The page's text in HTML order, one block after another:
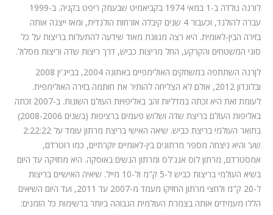
לורנה נולדה ב-1 במאי 1974 בקביאמיט שבעמק ריפט בקניה. ב-1999
עברה להולנד, וכעבור 4 שנים קיבלה אזרחות הולנדית, ומאז ייצגה אותה
בזירה הבין-לאומית. היא רצה מגוונת מאוד שידעה להתעלות בריצות על כל
סוגי המשטחים והקרקע, החל מריצות כביש, דרך ריצות שדה וריצות מסלול.
לןרנה השתתפה במשחקים האולימפיים באתונה 2004, בבייג'ין 2008
ובלונדון 2012, אולם לא הצליחה להותיר את חותמה בזירה האולימפית.
לעומת זאת היא זכתה במדליות זהב באליפויות העולם השונות. ב-2007 זכתה
באליפות העולם בריצת שדה ושלוש פעמים ברציפות (בשנים 2008-2006)
בתואר העולמי בריצת כביש. שיאה האישי בריצת מרתון עומד על 2:22:22
שע' והיא ניצחה מספר מרתונים בין-לאומיים יוקרתיים, כמו רוטרדם,
אמסטרדם, מרתון לוס אנג'לס ומרתון הנשים באוסקה. היא מחזיקה עד היום
בשיא העולמי בריצות כביש ל-5 ק"מ ול-10 מייל. שיאיה האישיים בריצות
ל-20 ק"מ ולחצי מרתון החזיקו מעמד מ-2007 עד 2011, ועד היום השיאים
הללו מעמידים אותה בצמרת העולמית הגבוהה ביותר ברשימות כל הזמנים: